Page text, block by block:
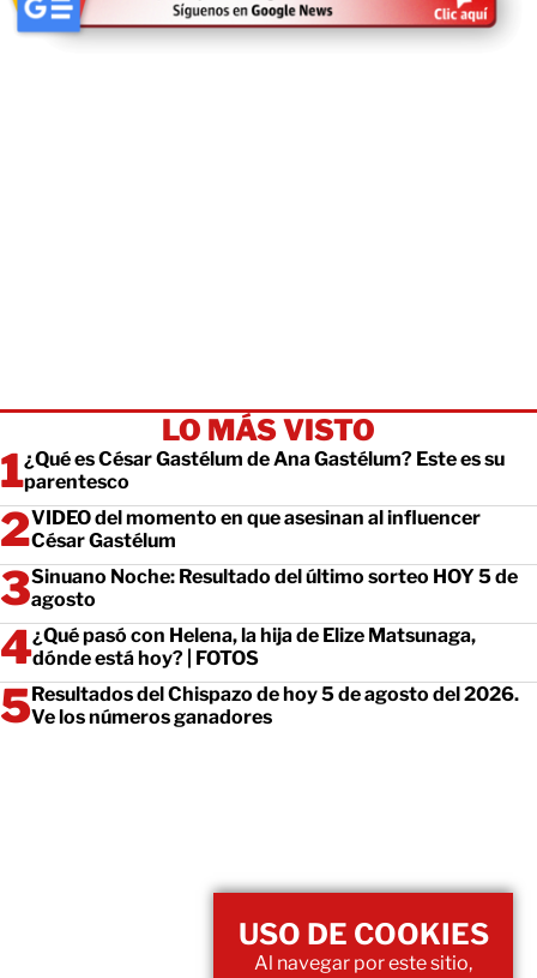
LO MÁS VISTO
¿Qué es César Gastélum de Ana Gastélum? Este es su
parentesco
VIDEO del momento en que asesinan al influencer
César Gastélum
Sinuano Noche: Resultado del último sorteo HOY 5 de
agosto
¿Qué pasó con Helena, la hija de Elize Matsunaga,
dónde está hoy? | FOTOS
Resultados del Chispazo de hoy 5 de agosto del 2026.
Ve los números ganadores
USO DE COOKIES
Al navegar por este sitio,